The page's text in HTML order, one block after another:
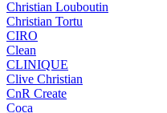
Christian Louboutin
Christian Tortu
CIRO
Clean
CLINIQUE
Clive Christian
CnR Create
Coca